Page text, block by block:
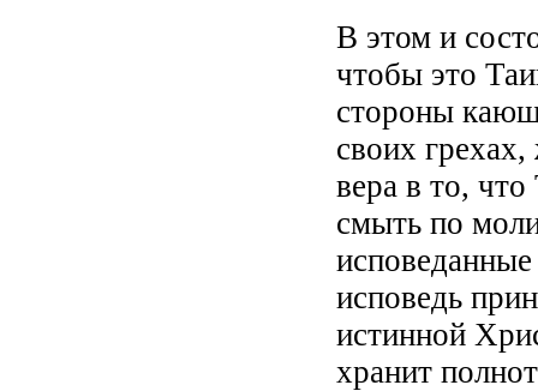
В этом и
чтобы это
стороны
своих грехах,
вера в то,
смыть по
исповедь
истинной
хранит